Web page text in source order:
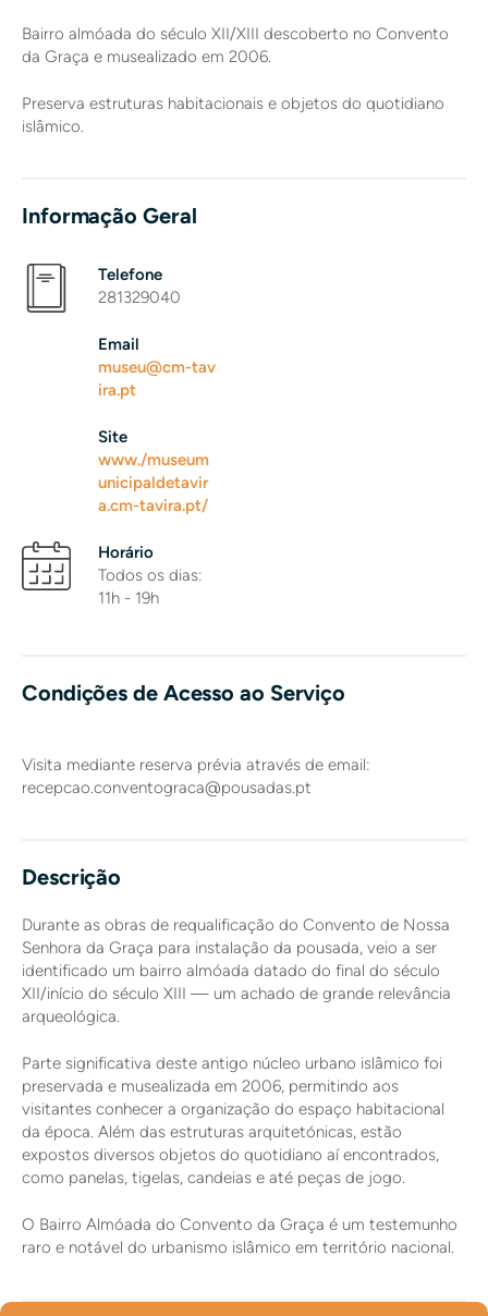
Bairro almóada do século XII/XIII descoberto no Convento
da Graça e musealizado em 2006.
Preserva estruturas habitacionais e objetos do quotidiano
islâmico.
Informação Geral
Telefone
281329040
Email
museu@cm-tav
ira.pt
Site
www./museum
unicipaldetavir
a.cm-tavira.pt/
Horário
Todos os dias:
11h - 19h
Condições de Acesso ao Serviço
Visita mediante reserva prévia através de email:
recepcao.conventograca@pousadas.pt
Descrição
Durante as obras de requalificação do Convento de Nossa
Senhora da Graça para instalação da pousada, veio a ser
identificado um bairro almóada datado do final do século
XII/início do século XIII — um achado de grande relevância
arqueológica.
Parte significativa deste antigo núcleo urbano islâmico foi
preservada e musealizada em 2006, permitindo aos
visitantes conhecer a organização do espaço habitacional
da época. Além das estruturas arquitetónicas, estão
expostos diversos objetos do quotidiano aí encontrados,
como panelas, tigelas, candeias e até peças de jogo.
O Bairro Almóada do Convento da Graça é um testemunho
raro e notável do urbanismo islâmico em território nacional.